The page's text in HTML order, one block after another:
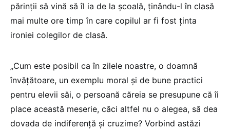
părinţii să vină să îl ia de la şcoală, ţinându-l în clasă
mai multe ore timp în care copilul ar fi fost ţinta
ironiei colegilor de clasă.
„Cum este posibil ca în zilele noastre, o doamnă
învăţătoare, un exemplu moral şi de bune practici
pentru elevii săi, o persoană căreia se presupune că îi
place această meserie, căci altfel nu o alegea, să dea
dovada de indiferenţă şi cruzime? Vorbind astăzi